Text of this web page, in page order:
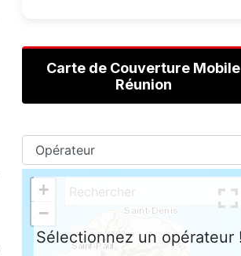
Carte de Couverture Mobile
Réunion